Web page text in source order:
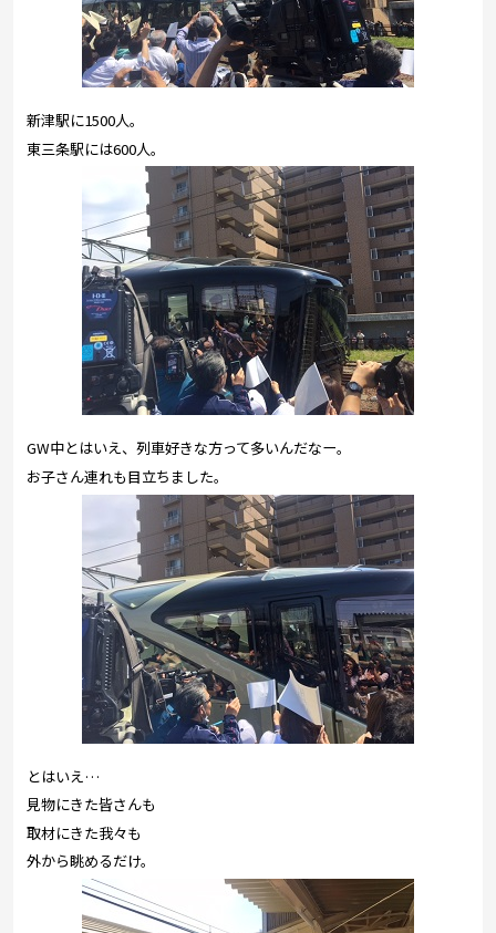
新津駅に1500人。
東三条駅には600人。
GW中とはいえ、列車好きな方って多いんだなー。
お子さん連れも目立ちました。
とはいえ…
見物にきた皆さんも
取材にきた我々も
外から眺めるだけ。